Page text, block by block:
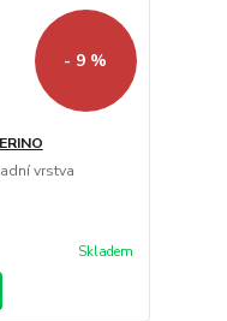
- 9 %
vrstva
Skladem